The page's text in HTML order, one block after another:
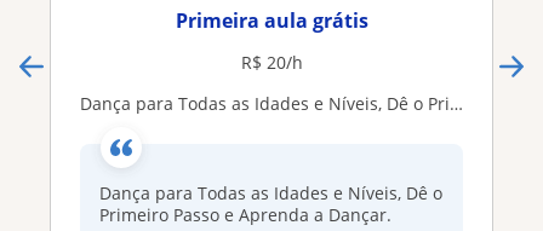
Primeira aula grátis
R$ 20/h
Dança para Todas as Idades e Níveis, Dê o Primeiro Passo e Aprenda a Dançar
Dança para Todas as Idades e Níveis, Dê o
Primeiro Passo e Aprenda a Dançar.